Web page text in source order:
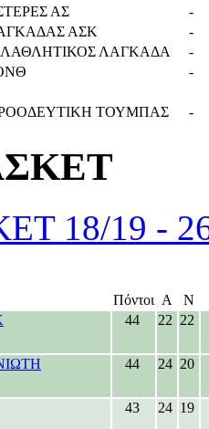
ΑΣ
-
ΑΣΚ
-
ΛΑΓΚΑΔΑ
-
-
ΤΟΥΜΠΑΣ -
18/19 -
Πόντοι Α
Ν
44 22 22
44 24 20
43 24 19